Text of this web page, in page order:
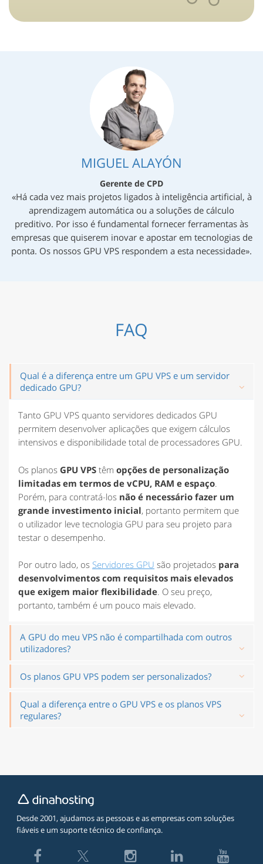
MIGUEL ALAYÓN
Gerente de CPD
«Há cada vez mais projetos ligados à inteligência artificial, à
aprendizagem automática ou a soluções de cálculo
preditivo. Por isso é fundamental fornecer ferramentas às
empresas que quiserem inovar e apostar em tecnologias de
ponta. Os nossos GPU VPS respondem a esta necessidade».
FAQ
Qual é a diferença entre um GPU VPS e um servidor
dedicado GPU?
Tanto GPU VPS quanto servidores dedicados GPU
permitem desenvolver aplicações que exigem cálculos
intensivos e disponibilidade total de processadores GPU.
Os planos GPU VPS têm opções de personalização
limitadas em termos de vCPU, RAM e espaço.
Porém, para contratá-los não é necessário fazer um
grande investimento inicial, portanto permitem que
o utilizador leve tecnologia GPU para seu projeto para
testar o desempenho.
Por outro lado, os Servidores GPU são projetados para
desenvolvimentos com requisitos mais elevados
que exigem maior flexibilidade. O seu preço,
portanto, também é um pouco mais elevado.
A GPU do meu VPS não é compartilhada com outros
utilizadores?
Os planos GPU VPS podem ser personalizados?
Qual a diferença entre o GPU VPS e os planos VPS
regulares?
Desde 2001, ajudamos as pessoas e as empresas com soluções
fiáveis e um suporte técnico de confiança.